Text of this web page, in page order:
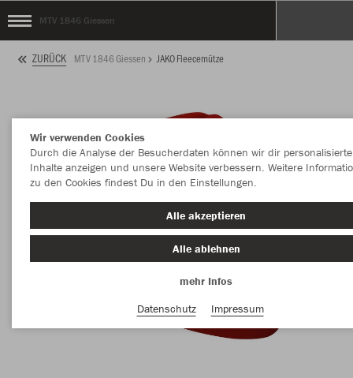
MTV 1846 Giessen
ZURÜCK MTV 1846 Giessen JAKO Fleecemütze
Wir verwenden Cookies
Durch die Analyse der Besucherdaten können wir dir personalisierte
Inhalte anzeigen und unsere Website verbessern. Weitere
zu den Cookies findest Du in den Einstellungen.
Alle akzeptieren
Alle ablehnen
mehr Infos
Datenschutz
Impressum